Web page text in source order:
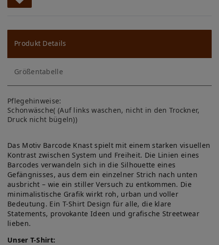
W
u
ns
ch
lis
te
Produkt Details
Größentabelle
Pflegehinweise:
Schonwäsche( (Auf links waschen, nicht in den Trockner,
Druck nicht bügeln))
Das Motiv Barcode Knast spielt mit einem starken visuellen
Kontrast zwischen System und Freiheit. Die Linien eines
Barcodes verwandeln sich in die Silhouette eines
Gefängnisses, aus dem ein einzelner Strich nach unten
ausbricht – wie ein stiller Versuch zu entkommen. Die
minimalistische Grafik wirkt roh, urban und voller
Bedeutung. Ein T-Shirt Design für alle, die klare
Statements, provokante Ideen und grafische Streetwear
lieben.
Unser T-Shirt: